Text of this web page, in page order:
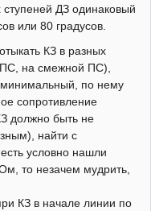
ступеней ДЗ одинаковый
или 80 градусов.
КЗ в разных
ПС, на смежной ПС),
минимальный, по нему
сопротивление
должно быть не
найти с
условно нашли
то незачем мудрить,
КЗ в начале линии по